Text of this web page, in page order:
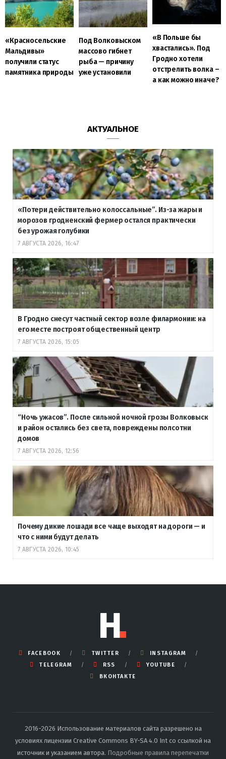
«Красносельские
Мальдивы»
получили статус
памятника природы
Под Волковыском
массово гибнет
рыба — причину
уже установили
«В Польше бы
хвастались». Под
Гродно хотели
отстрелить волка –
а как можно иначе?
АКТУАЛЬНОЕ
«Потери действительно колоссальные”. Из-за жары и
морозов гродненский фермер остался практически
без урожая голубики
7 АВГУСТА 2026, 16:47
В Гродно снесут частный сектор возле филармонии: на
его месте построят общественный центр
7 АВГУСТА 2026, 15:05
“Ночь ужасов”. После сильной ночной грозы Волковыск
и район остались без света, повреждены полсотни
домов
7 АВГУСТА 2026, 12:56
Почему дикие лошади все чаще выходят на дороги — и
что с ними будут делать
7 АВГУСТА 2026, 10:45
FACEBOOK TWITTER
INSTAGRAM
TELEGRAM
RSS
YOUTUBE
ВКОНТАКТЕ
2016-2026 Использование материалов сайта разрешено на
условиях лицензии Creative Commons BY-SA 4.0 Int со ссылкой на
источник и указанием автора. Подробные правила перепечатки